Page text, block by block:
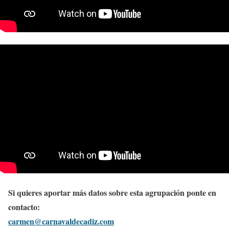
Si quieres aportar más datos sobre esta agrupación ponte en
contacto:
carmen@carnavaldecadiz.com